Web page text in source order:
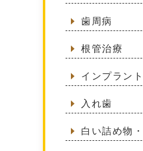
歯周病
根管治療
インプラント
入れ歯
白い詰め物